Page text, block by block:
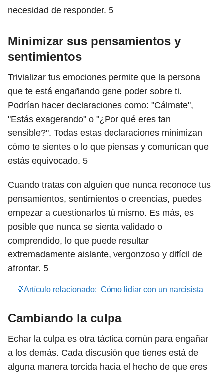
necesidad de responder. 5
Minimizar sus pensamientos y
sentimientos
Trivializar tus emociones permite que la persona
que te está engañando gane poder sobre ti.
Podrían hacer declaraciones como: "Cálmate",
"Estás exagerando" o "¿Por qué eres tan
sensible?". Todas estas declaraciones minimizan
cómo te sientes o lo que piensas y comunican que
estás equivocado. 5
Cuando tratas con alguien que nunca reconoce tus
pensamientos, sentimientos o creencias, puedes
empezar a cuestionarlos tú mismo. Es más, es
posible que nunca se sienta validado o
comprendido, lo que puede resultar
extremadamente aislante, vergonzoso y difícil de
afrontar. 5
💡Artículo relacionado: Cómo lidiar con un narcisista
Cambiando la culpa
Echar la culpa es otra táctica común para engañar
a los demás. Cada discusión que tienes está de
alguna manera torcida hacia el hecho de que eres